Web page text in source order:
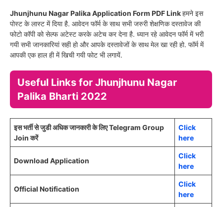
Jhunjhunu Nagar Palika Application Form PDF Linkहमने इस
पोस्ट के लास्ट में दिया है. आवेदन फॉर्म के साथ सभी जरुरी शेक्षणिक दस्तावेज की
फोटो कॉपी को सेल्फ अटेस्ट करके अटेच कर देना है. ध्यान रहे आवेदन फॉर्म में भरी
गयी सभी जानकारियां सही हो और आपके दस्तावेजों के साथ मेल खा रही हो. फॉर्म में
आपकी एक हाल ही में खिची गयी फोट भी लगायें.
Useful Links for Jhunjhunu Nagar
Palika Bharti 2022
इस भर्ती से जुडी अधिक जानकारी के लिए Telegram Group
Join करें
Click
here
Download Application
Click
here
Official Notification
Click
here